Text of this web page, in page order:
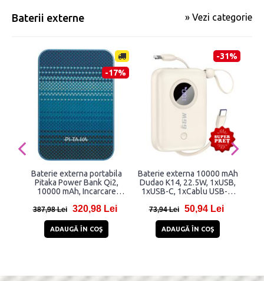
Baterii externe » Vezi categorie
-17%
Baterie externa portabila
Pitaka Power Bank Qi2,
10000 mAh, Incarcare
Moonrise
387,98 Lei 320,98 Lei
ADAUGĂ ÎN COŞ
-31%
Baterie externa 10000 mAh
Dudao K14, 22.5W, 1xUSB,
1xUSB-C, 1xCablu USB-C,
73,94 Lei 50,94 Lei
ADAUGĂ ÎN COŞ